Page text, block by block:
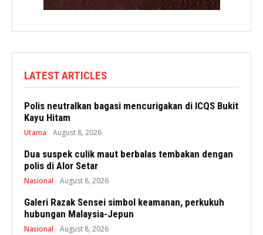
LATEST ARTICLES
Polis neutralkan bagasi mencurigakan di ICQS Bukit
Kayu Hitam
Utama August 8, 2026
Dua suspek culik maut berbalas tembakan dengan
polis di Alor Setar
Nasional August 8, 2026
Galeri Razak Sensei simbol keamanan, perkukuh
hubungan Malaysia-Jepun
Nasional August 8, 2026